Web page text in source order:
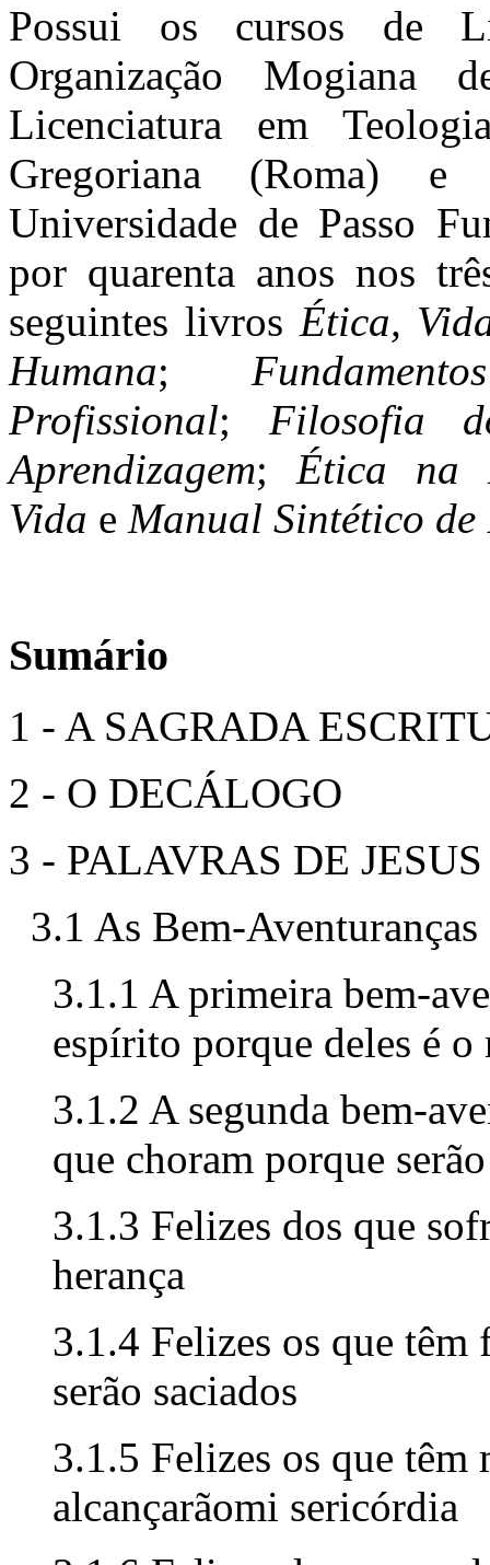
Possui os cursos de
Organização Mogiana
Licenciatura em
Gregoriana (Roma) e
Universidade de Passo
por quarenta anos nos
seguintes livros Ética,
Humana;
Profissional; Filosofia
Aprendizagem; Ética na
Vida e Manual Sintético
Sumário
1 - A SAGRADA
2 - O DECÁLOGO
3 - PALAVRAS DE
3.1 As Bem-
3.1.1 A primeira bem-
espírito porque deles é o
3.1.2 A segunda bem-
que choram porque
3.1.3 Felizes dos que
herança
3.1.4 Felizes os que têm
serão saciados
3.1.5 Felizes os que
alcançarãomi sericórdia